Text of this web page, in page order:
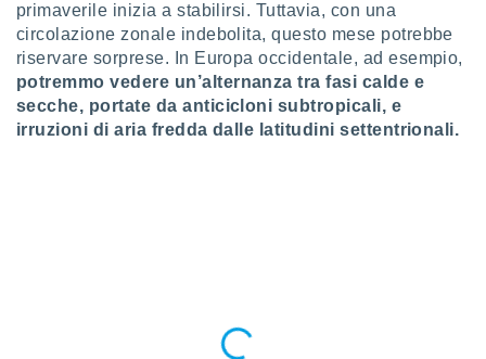
delle
dei
e degli
primaverile inizia a stabilirsi. Tuttavia, con una
circolazione zonale indebolita, questo mese potrebbe
riservare sorprese. In Europa occidentale, ad esempio,
potremmo vedere un’alternanza tra fasi calde e
secche, portate da anticicloni subtropicali, e
irruzioni di aria fredda dalle latitudini settentrionali.